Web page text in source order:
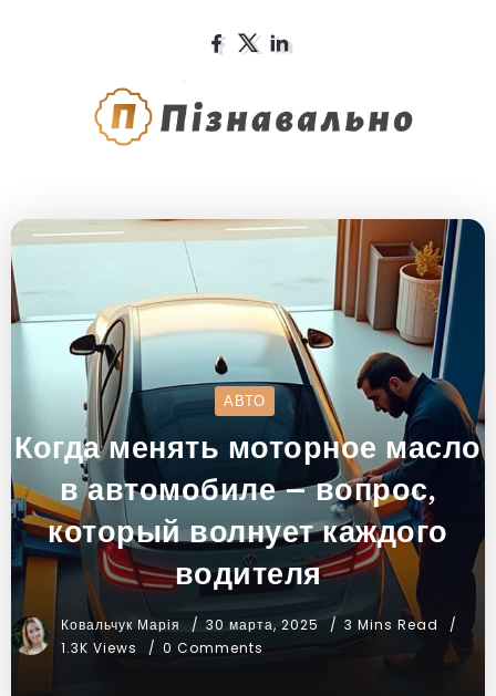
АВТО
Когда менять моторное масло
в автомобиле – вопрос,
который волнует каждого
водителя
Ковальчук Марія 30 марта, 2025
3 Mins Read
1.3K Views
0 Comments